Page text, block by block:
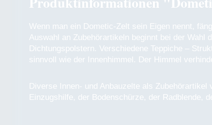
Wenn man ein Dometic-Zelt sein Eigen nennt,
Auswahl an Zubehörartikeln beginnt bei der
Dichtungspolstern. Verschiedene Teppiche –
sinnvoll wie der Innenhimmel. Der Himmel
Diverse Innen- und Anbauzelte als
Einzugshilfe, der Bodenschürze, der Radblende,